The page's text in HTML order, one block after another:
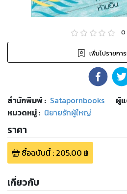
0
เพิ่มไปรายกา
สำนักพิมพ์: Satapornbooks ผู้
หมวดหมู่: นิยายรักผู้ใหญ่
ราคา
ซื้อฉบับนี้: 205.00 ฿
เกี่ยวกับ